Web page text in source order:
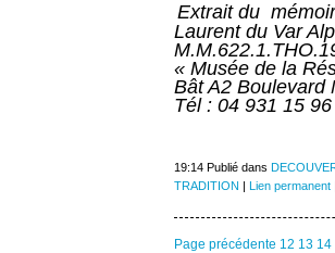
Extrait du
Laurent du Var
« Musée de la
Bât A2 Boulevard
Tél : 04 931 15 96
19:14 Publié dans
TRADITION
Lien permanent
Page précédente 12 13 14